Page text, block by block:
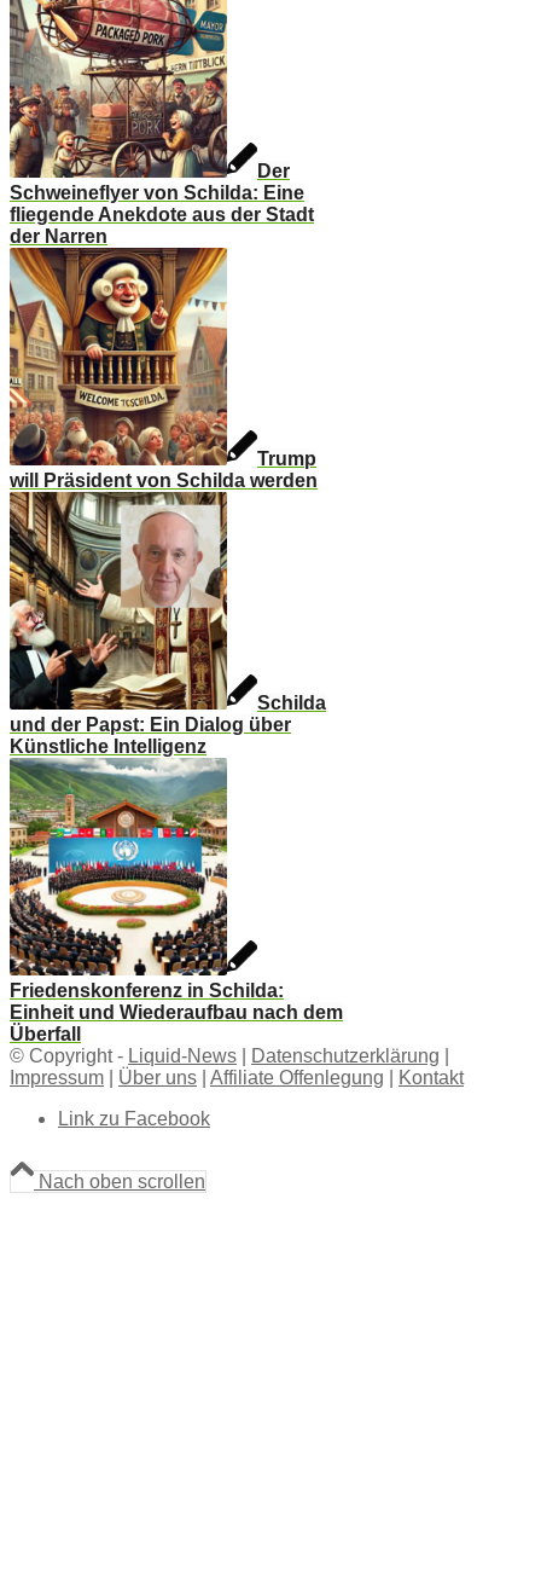
Der
Schweineflyer von Schilda: Eine
fliegende Anekdote aus der Stadt
der Narren
Trump
will Präsident von Schilda werden
Schilda
und der Papst: Ein Dialog über
Künstliche Intelligenz
Friedenskonferenz in Schilda:
Einheit und Wiederaufbau nach dem
Überfall
© Copyright - Liquid-News Datenschutzerklärung
Impressum
Über uns Affiliate Offenlegung
Kontakt
Link zu Facebook
Nach oben scrollen